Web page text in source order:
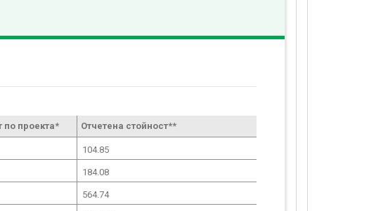
по проекта* Отчетена стойност**
104.85
184.08
564.74